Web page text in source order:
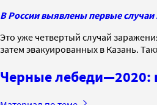
В России выявлены первые
Это уже четвертый случай
затем эвакуированных в Казань.
Черные лебеди—2020: